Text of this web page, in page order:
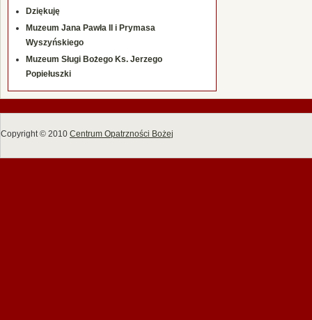
Dziękuję
Muzeum Jana Pawła II i Prymasa
Wyszyńskiego
Muzeum Sługi Bożego Ks. Jerzego
Popiełuszki
Copyright © 2010 Centrum Opatrzności Bożej